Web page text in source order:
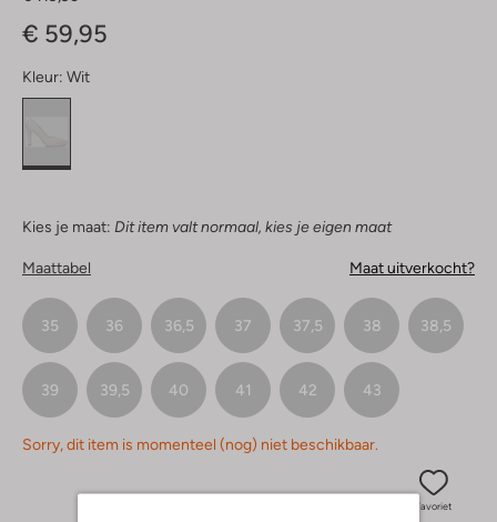
€ 59,95
Kleur: Wit
Kies je maat: Dit item valt normaal, kies je eigen maat
Maattabel Maat uitverkocht?
35 36 36,5 37 37,5 38 38,5
39 39,5 40 41 42 43
Sorry, dit item is momenteel (nog) niet beschikbaar.
Favoriet